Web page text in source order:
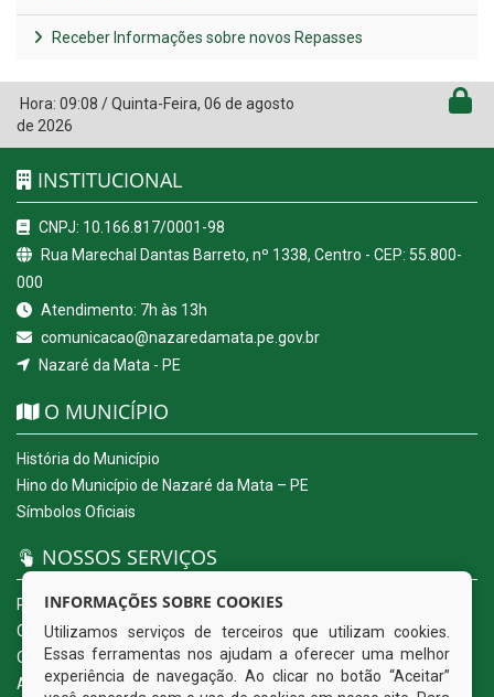
Receber Informações sobre novos Repasses
Hora: 09:08 /Quinta-Feira, 06 de agosto
de 2026
INSTITUCIONAL
CNPJ: 10.166.817/0001-98
Rua Marechal Dantas Barreto, nº 1338, Centro - CEP: 55.800-
000
Atendimento: 7h às 13h
comunicacao@nazaredamata.pe.gov.br
Nazaré da Mata - PE
O MUNICÍPIO
História do Município
Hino do Município de Nazaré da Mata – PE
Símbolos Oficiais
NOSSOS SERVIÇOS
Portal da Transparência
Carta de Serviços ao Usuário
Ouvidoria Eletrônica
Acesso a Informação (eSIC)
INFORMAÇÕES SOBRE COOKIES
Utilizamos serviços de terceiros que utilizam cookies.
Essas ferramentas nos ajudam a oferecer uma melhor
experiência de navegação. Ao clicar no botão “Aceitar”